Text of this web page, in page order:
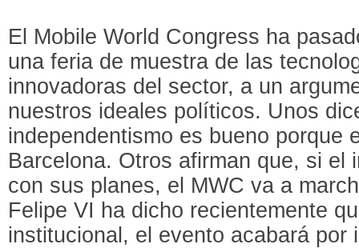
El Mobile World Congress ha
una feria de muestra de las
innovadoras del sector, a un
nuestros ideales políticos. Unos
independentismo es bueno porque
Barcelona. Otros afirman que, si el
con sus planes, el MWC va a
Felipe VI ha dicho recientemente
institucional, el evento acabará por